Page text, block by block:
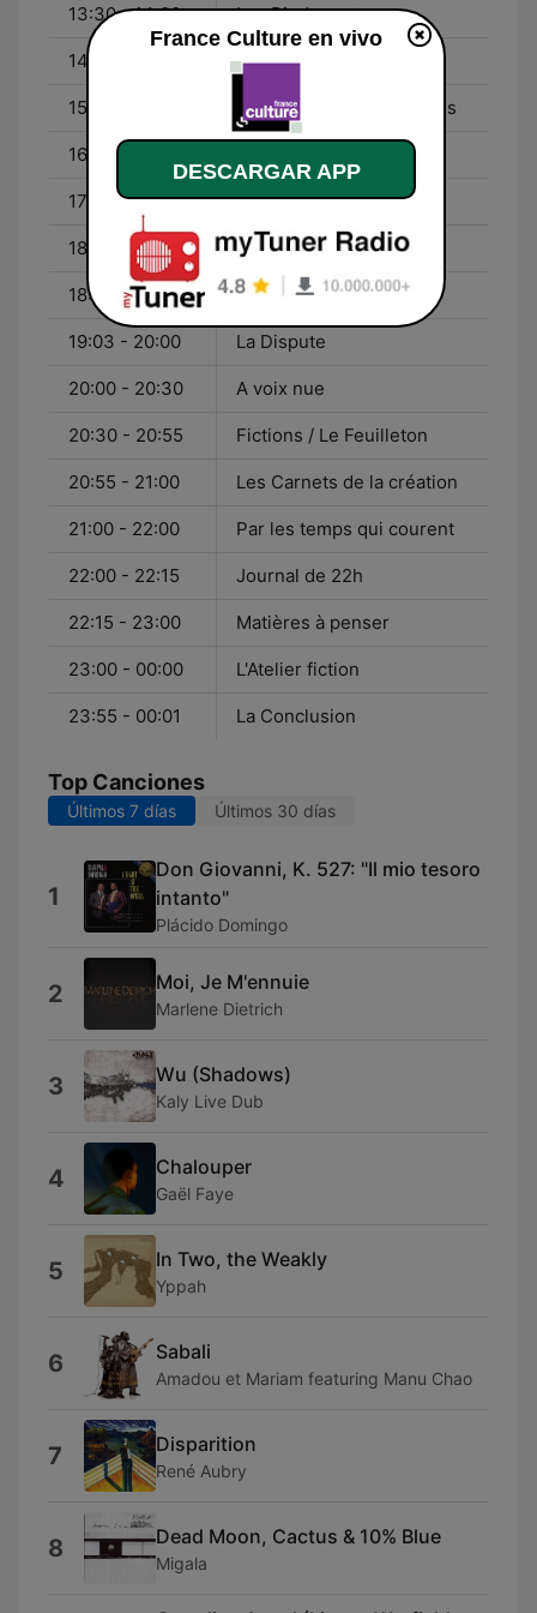
13:30 - 14:00 Les Pieds sur terre
14:00 - 14:55 Entendez-vous l'éco ?
15:00 - 16:00 La Compagnie des poètes
16:00 - 17:02 La Méthode scientifique
17:02 - 18:00 Grand Reportage
18:00 - 18:20 Journal de 18h
18:20 - 19:03 Du Grain à moudre
19:03 - 20:00 La Dispute
20:00 - 20:30 A voix nue
20:30 - 20:55 Fictions / Le Feuilleton
20:55 - 21:00 Les Carnets de la création
21:00 - 22:00 Par les temps qui courent
22:00 - 22:15 Journal de 22h
22:15 - 23:00 Matières à penser
23:00 - 00:00 L'Atelier fiction
23:55 - 00:01 La Conclusion
Top Canciones
Últimos 7 días Últimos 30 días
1
Don Giovanni, K. 527: "Il mio tesoro
intanto"
Plácido Domingo
2 Moi, Je M'ennuie
Marlene Dietrich
3 Wu (Shadows)
Kaly Live Dub
4 Chalouper
Gaël Faye
5 In Two, the Weakly
Yppah
6 Sabali
Amadou et Mariam featuring Manu Chao
7 Disparition
René Aubry
8 Dead Moon, Cactus & 10% Blue
Migala
France Culture en vivo
DESCARGAR APP